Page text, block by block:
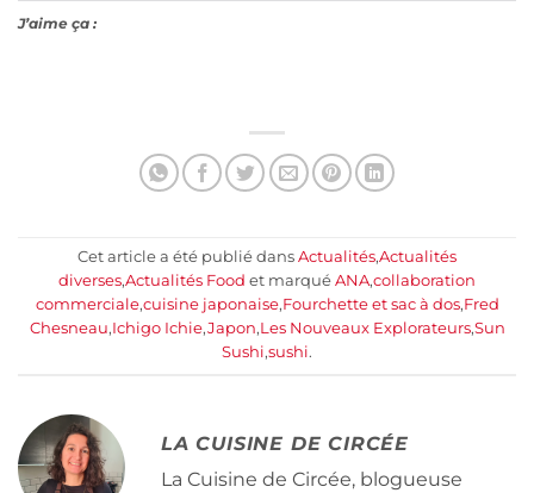
J’aime ça :
Cet article a été publié dans Actualités,Actualités
diverses,Actualités Food et marqué ANA,collaboration
commerciale,cuisine japonaise,Fourchette et sac à dos,Fred
Chesneau,Ichigo Ichie,Japon,Les Nouveaux Explorateurs,Sun
Sushi,sushi.
LA CUISINE DE CIRCÉE
La Cuisine de Circée, blogueuse